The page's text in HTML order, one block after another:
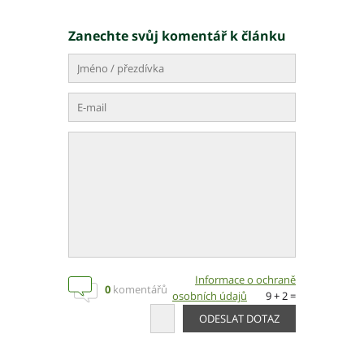
Zanechte svůj komentář k článku
0 komentářů
Informace o ochraně
osobních údajů
9 + 2 =